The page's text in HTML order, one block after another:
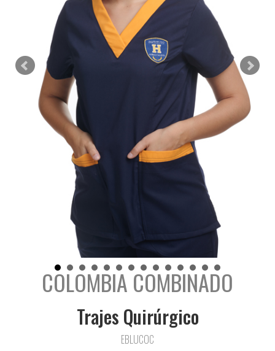
COLOMBIA COMBINADO
Trajes Quirúrgico
EBLUCOC